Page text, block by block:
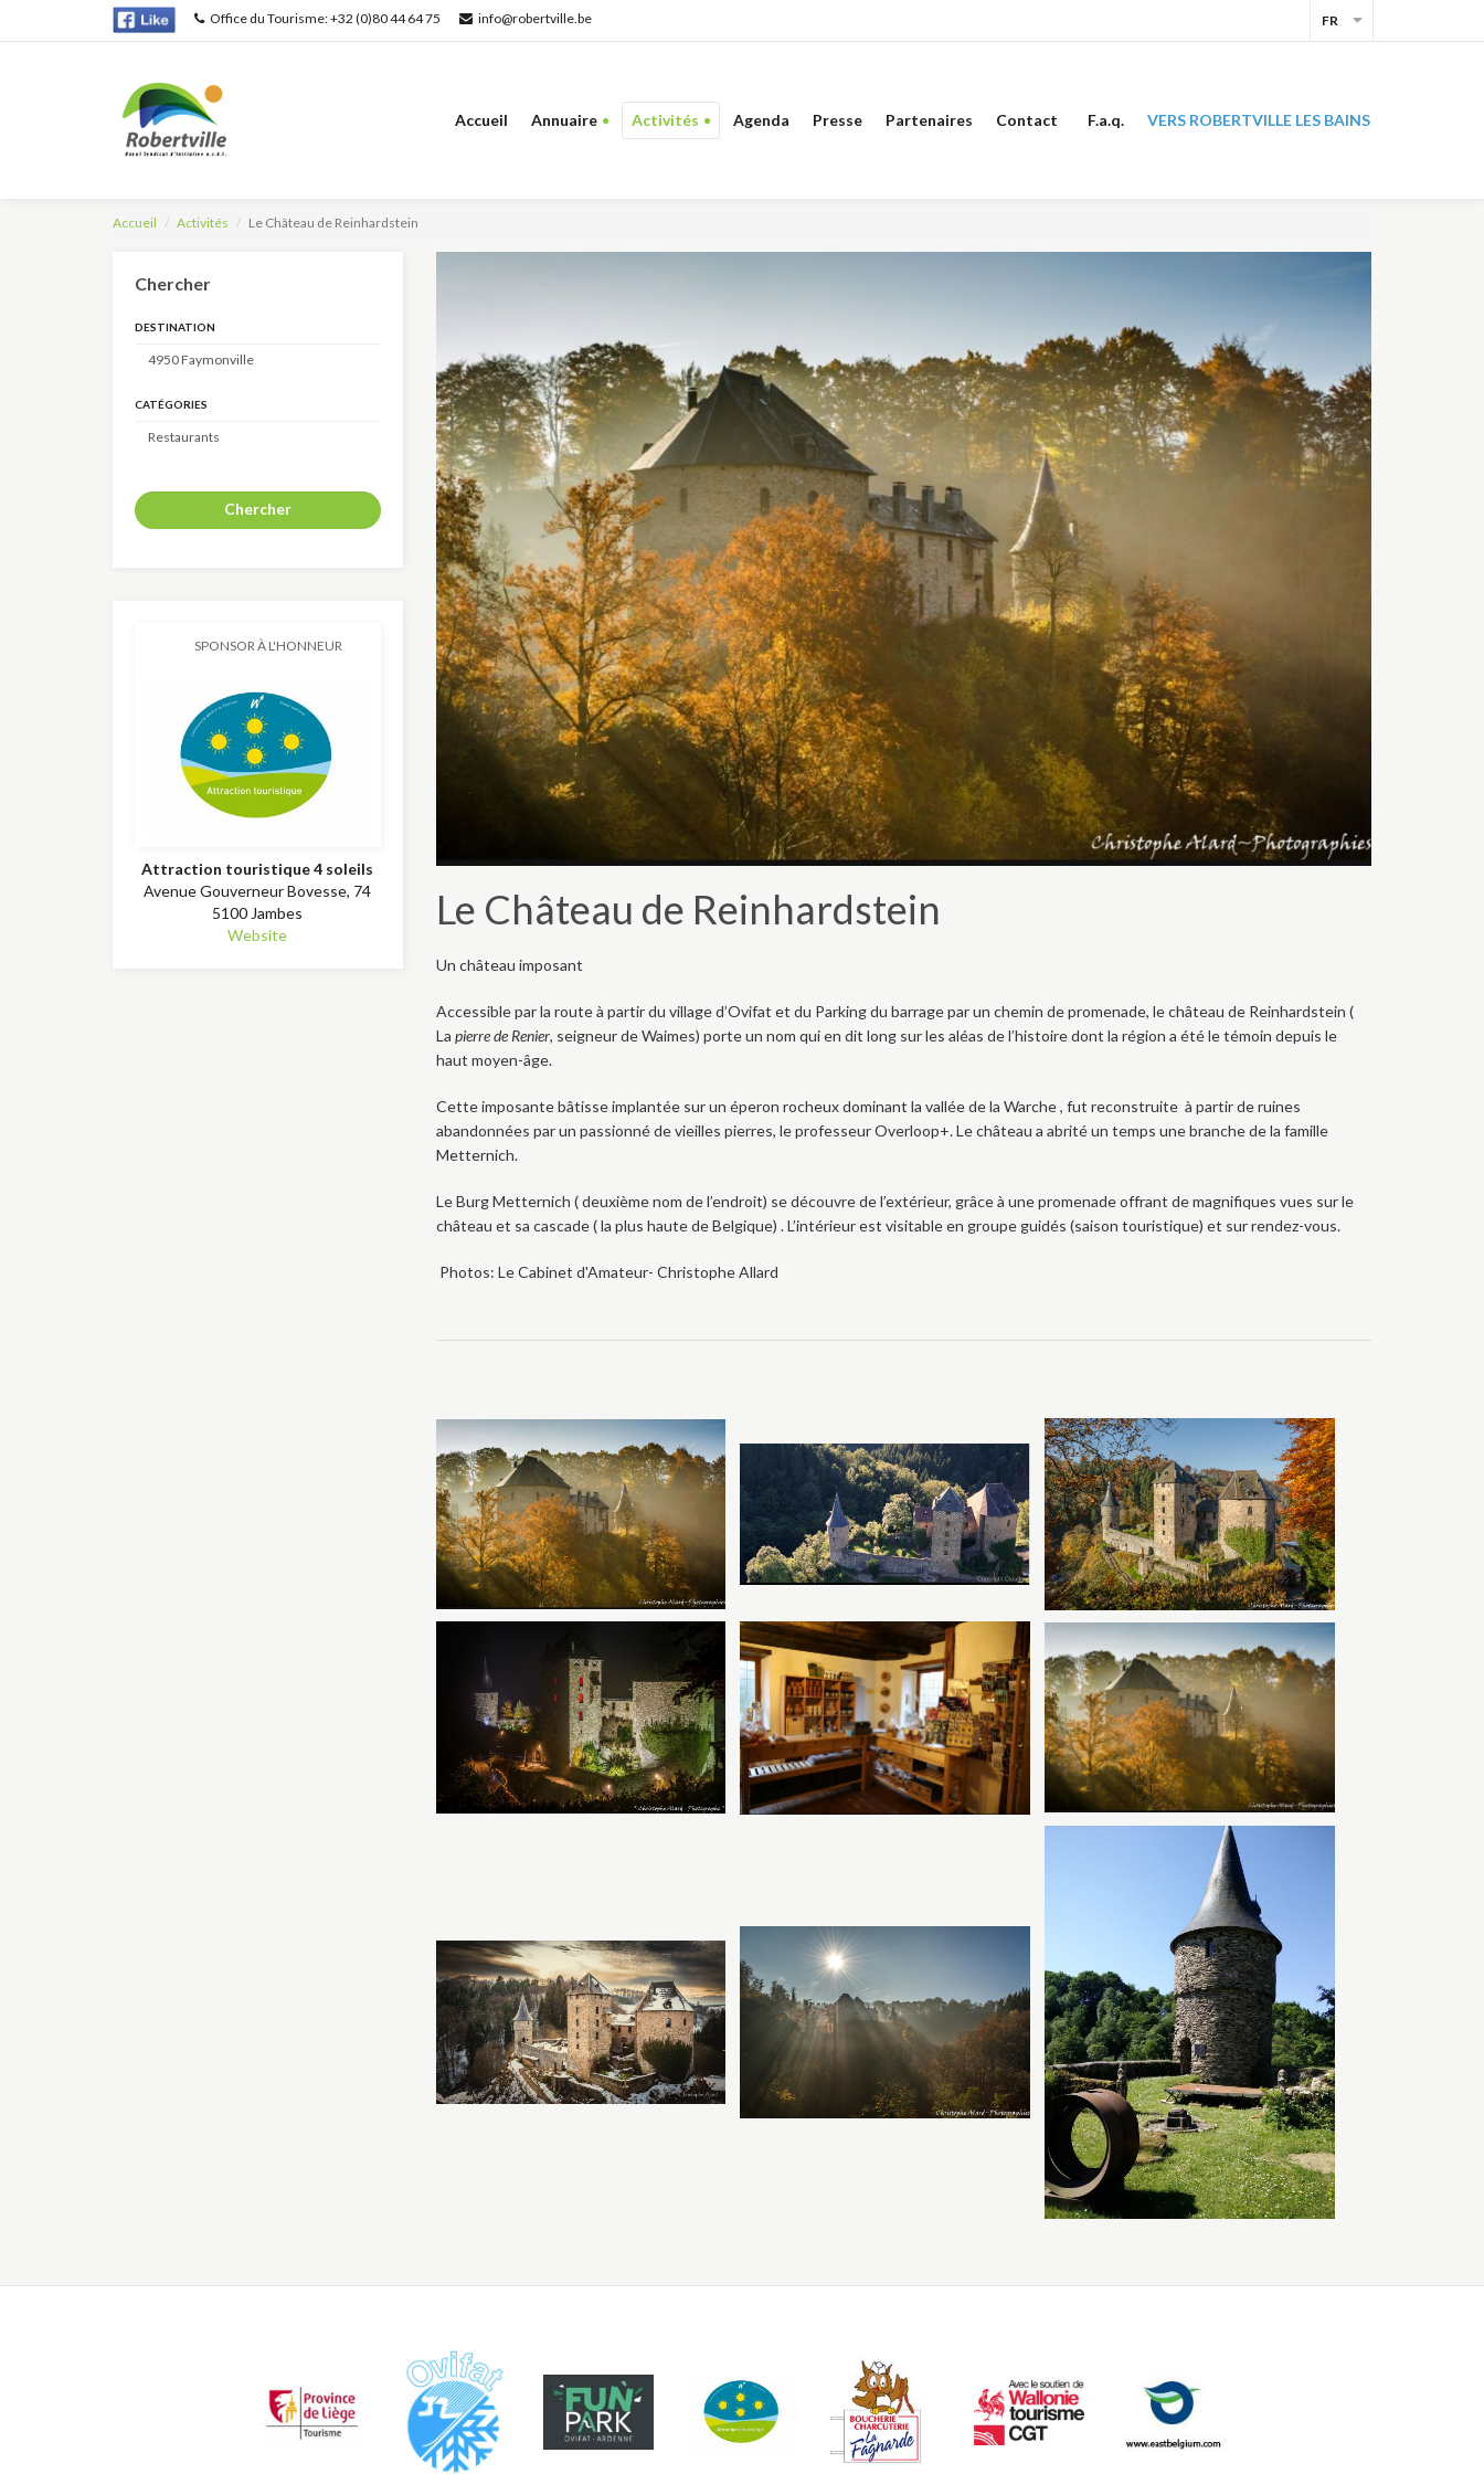
Office du Tourisme: +32 (0)80 44 64 75 info@robertville.be
Accueil Annuaire Activités Agenda Presse Partenaires Contact F.a.q. VERS ROBERTVILLE LES BAINS
Accueil Activités Le Château de Reinhardstein
Chercher
DESTINATION
CATÉGORIES
Chercher
SPONSOR À L'HONNEUR
Attraction touristique 4 soleils
Avenue Gouverneur Bovesse, 74
5100 Jambes
Website
Le Château de Reinhardstein
Un château imposant
Accessible par la route à partir du village d’Ovifat et du Parking du barrage par un chemin de promenade, le château de Reinhardstein (
La pierre de Renier, seigneur de Waimes) porte un nom qui en dit long sur les aléas de l’histoire dont la région a été le témoin depuis le
haut moyen-âge.
Cette imposante bâtisse implantée sur un éperon rocheux dominant la vallée de la Warche , fut reconstruite à partir de ruines
abandonnées par un passionné de vieilles pierres, le professeur Overloop+. Le château a abrité un temps une branche de la famille
Metternich.
Le Burg Metternich ( deuxième nom de l’endroit) se découvre de l’extérieur, grâce à une promenade offrant de magnifiques vues sur le
château et sa cascade ( la plus haute de Belgique) . L’intérieur est visitable en groupe guidés (saison touristique) et sur rendez-vous.
Photos: Le Cabinet d'Amateur- Christophe Allard